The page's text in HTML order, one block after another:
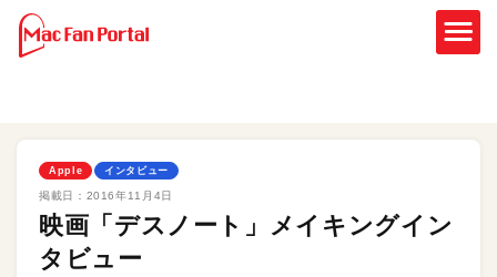
Apple インタビュー
掲載日： 2016年11月4日
映画「デスノート」メイキングイン
タビュー